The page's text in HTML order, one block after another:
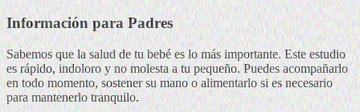
Información para Padres
Sabemos que la salud de tu bebé es lo más importante. Este estudio
es rápido, indoloro y no molesta a tu pequeño. Puedes acompañarlo
en todo momento, sostener su mano o alimentarlo si es necesario
para mantenerlo tranquilo.